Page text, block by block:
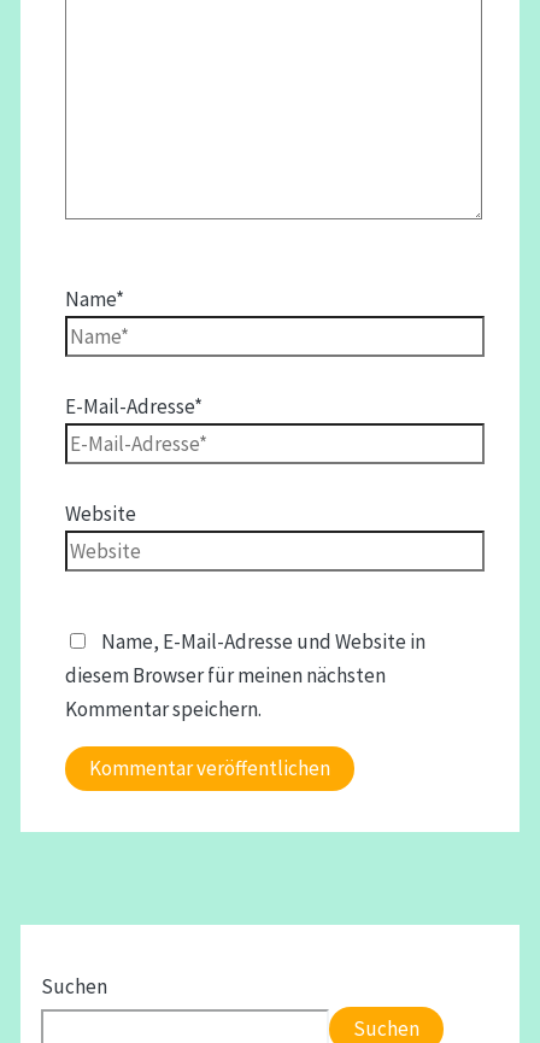
Name*
E-Mail-Adresse*
Website
Name, E-Mail-Adresse und Website in
diesem Browser für meinen nächsten
Kommentar speichern.
Suchen
Suchen